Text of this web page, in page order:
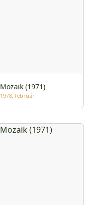
Mozaik (1971)
1978. február